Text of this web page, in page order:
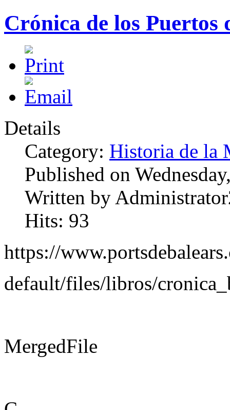
Crónica de los Puertos
Details
Category: Historia de la
Published on
Written by
Hits: 93
https://
default/files/libros/
MergedFile